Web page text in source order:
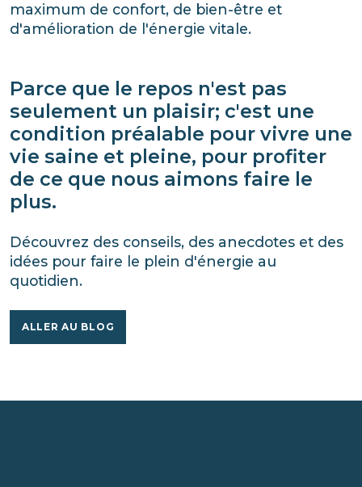
maximum de confort, de bien-être et
d'amélioration de l'énergie vitale.
Parce que le repos n'est pas
seulement un plaisir; c'est une
condition préalable pour vivre une
vie saine et pleine, pour profiter
de ce que nous aimons faire le
plus.
Découvrez des conseils, des anecdotes et des
idées pour faire le plein d'énergie au
quotidien.
ALLER AU BLOG